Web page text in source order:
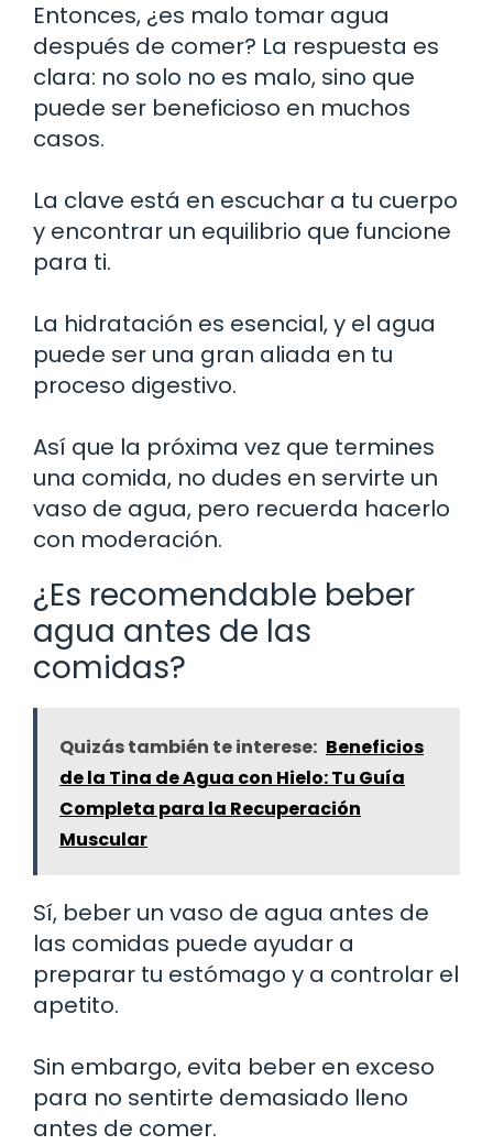
Entonces, ¿es malo tomar agua
después de comer? La respuesta es
clara: no solo no es malo, sino que
puede ser beneficioso en muchos
casos.
La clave está en escuchar a tu cuerpo
y encontrar un equilibrio que funcione
para ti.
La hidratación es esencial, y el agua
puede ser una gran aliada en tu
proceso digestivo.
Así que la próxima vez que termines
una comida, no dudes en servirte un
vaso de agua, pero recuerda hacerlo
con moderación.
¿Es recomendable beber
agua antes de las
comidas?
Quizás también te interese: Beneficios
de la Tina de Agua con Hielo: Tu Guía
Completa para la Recuperación
Muscular
Sí, beber un vaso de agua antes de
las comidas puede ayudar a
preparar tu estómago y a controlar el
apetito.
Sin embargo, evita beber en exceso
para no sentirte demasiado lleno
antes de comer.